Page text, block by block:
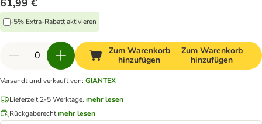
61,99 €
-5% Extra-Rabatt aktivieren
Zum Warenkorb
hinzufügen
Zum Warenkorb
hinzufügen
Versandt und verkauft von: GIANTEX
Lieferzeit 2-5 Werktage. mehr lesen
Rückgaberechtmehr lesen